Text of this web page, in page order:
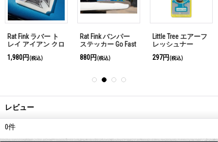
Rat Fink ラバー ト
レイ アイアン クロ
1,980円 (税込)
Rat Fink バンパー
ステッカー Go Fast
880円 (税込)
Little Tree エアーフ
レッシュナー
297円 (税込)
レビュー
0件